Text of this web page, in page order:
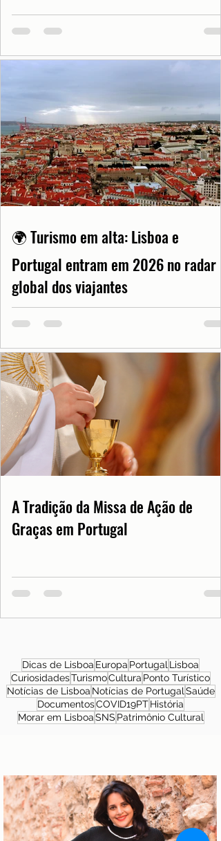
🌍 Turismo em alta: Lisboa e
Portugal entram em 2026 no radar
global dos viajantes
A Tradição da Missa de Ação de
Graças em Portugal
Dicas de Lisboa Europa Portugal Lisboa
CuriosidadesTurismoCultura Ponto Turístico
Notícias de Lisboa Notícias de Portugal Saúde
DocumentosCOVID19PTHistória
Morar em LisboaSNS Patrimônio Cultural